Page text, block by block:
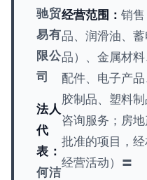
驰贸
易有
限公
司
法人
代
表：
何洁
经营范围： 销
品、润滑油、
品）、金属材
配件、电子产
胶制品、塑料
咨询服务；房
批准的项目，
经营活动）〓